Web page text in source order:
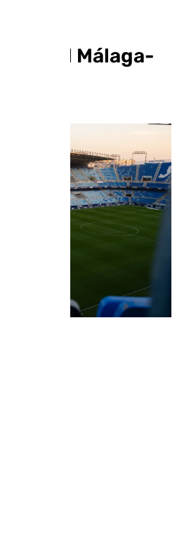
ver el Málaga-